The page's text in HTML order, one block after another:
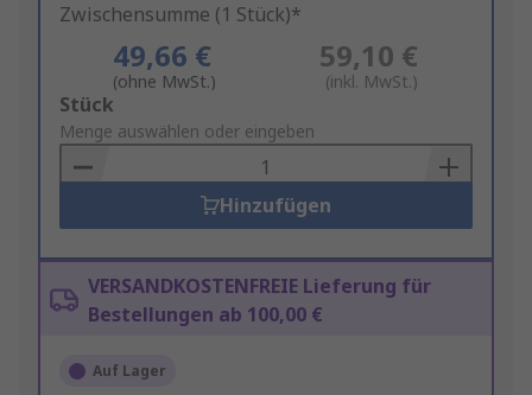
Zwischensumme (1 Stück)*
49,66 €
(ohne MwSt.)
59,10 €
(inkl. MwSt.)
Add
to
Basket
Stück
Menge auswählen oder eingeben
Hinzufügen
VERSANDKOSTENFREIE Lieferung für
Bestellungen ab 100,00 €
Auf Lager